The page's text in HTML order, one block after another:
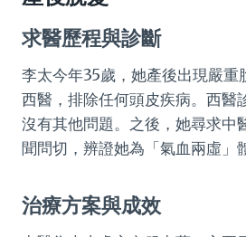
求醫歷程與診斷
李太今年35歲，她產後出現嚴重
西醫，排除任何頭皮疾病。西醫
沒有其他問題。之後，她尋求中
聞問切，辨證她為「氣血兩虛」
治療方案與成效